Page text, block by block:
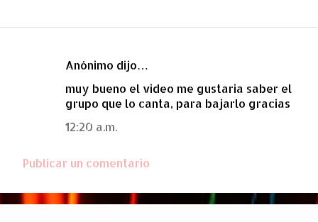
t
a
Anónimo dijo…
muy bueno el video me gustaria saber el
grupo que lo canta, para bajarlo gracias
12:20 a.m.
Publicar un comentario